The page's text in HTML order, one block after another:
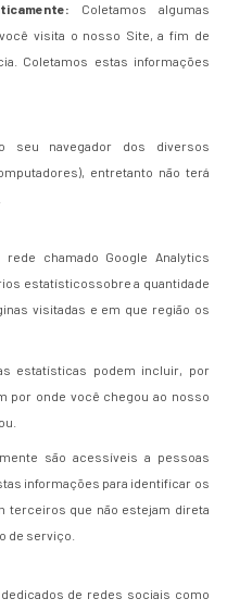
Coletamos algumas
visita o nosso Site, a fim de
Coletamos estas informações
seu navegador dos diversos
entretanto não terá
chamado Google Analytics
estatísticossobre a quantidade
visitadas e em que região os
estatísticas podem incluir, por
por onde você chegou ao nosso
são acessíveis a pessoas
informações para identificar os
terceiros que não estejam direta
de serviço.
de redes sociais como